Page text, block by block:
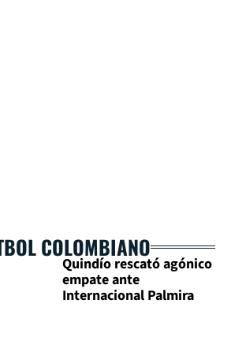
COLOMBIANO
Quindío rescató agónico
empate ante
Internacional Palmira